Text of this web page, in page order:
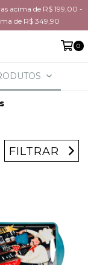
acima de R$ 199,00 -
de R$ 349,90
0
FILTRAR